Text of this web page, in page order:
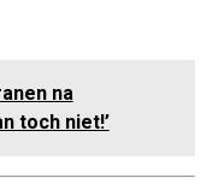
na
toch niet!’